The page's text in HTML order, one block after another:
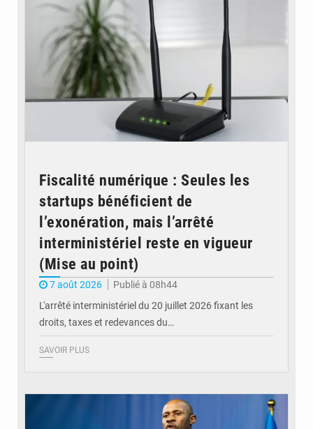
Fiscalité numérique : Seules les
startups bénéficient de
l’exonération, mais l’arrêté
interministériel reste en vigueur
(Mise au point)
7 août 2026
Publié à 08h44
L'arrêté interministériel du 20 juillet 2026 fixant les
droits, taxes et redevances du…
SAVOIR PLUS